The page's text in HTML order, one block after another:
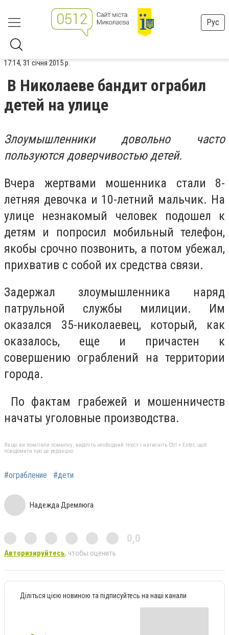
Рус
17:14, 31 січня 2015 р.
В Николаеве бандит ограбил
детей на улице
Злоумышленники довольно часто
пользуются доверчивостью детей.
Вчера жертвами мошенника стали 8-
летняя девочка и 10-летний мальчик. На
улице незнакомый человек подошел к
детям и попросил мобильный телефон,
якобы срочно позвонить, а потом убежал,
прихватив с собой их средства связи.
Задержал злоумышленника наряд
патрульной службы милиции. Им
оказался 35-николаевец, который, как
оказалось, еще и причастен к
совершению ограблений на территории
города.
По фактам грабежей и мошенничеств
начаты уголовные производства.
Якщо ви помітили помилку, виділіть необхідний текст і натисніть Ctrl + Enter, щоб
повідомити про це редакцію
#ограбление #дети
Надежда Дремлюга
0,0
Авторизируйтесь, чтобы оценить
Діліться цією новиною та підписуйтесь на наші канали